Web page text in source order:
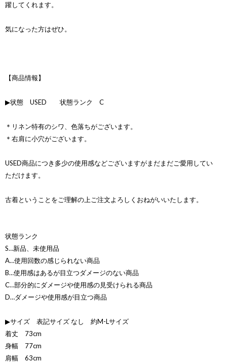
躍してくれます。
気になった方はぜひ。
【商品情報】
▶状態 USED 状態ランク C
＊リネン特有のシワ、色落ちがございます。
＊右肩に小穴がございます。
USED商品につき多少の使用感などございますがまだまだご愛用してい
ただけます。
古着ということをご理解の上ご注文よろしくおねがいいたします。
状態ランク
S…新品、未使用品
A…使用回数の感じられない商品
B…使用感はあるが目立つダメージのない商品
C…部分的にダメージや使用感の見受けられる商品
D…ダメージや使用感が目立つ商品
▶サイズ 表記サイズ なし 約M-Lサイズ
着丈 73cm
身幅 77cm
肩幅 63cm